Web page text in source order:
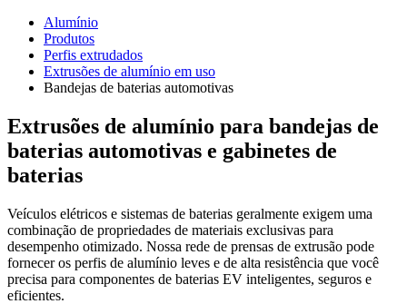
Alumínio
Produtos
Perfis extrudados
Extrusões de alumínio em uso
Bandejas de baterias automotivas
Extrusões de alumínio para bandejas de
baterias automotivas e gabinetes de
baterias
Veículos elétricos e sistemas de baterias geralmente exigem uma
combinação de propriedades de materiais exclusivas para
desempenho otimizado. Nossa rede de prensas de extrusão pode
fornecer os perfis de alumínio leves e de alta resistência que você
precisa para componentes de baterias EV inteligentes, seguros e
eficientes.